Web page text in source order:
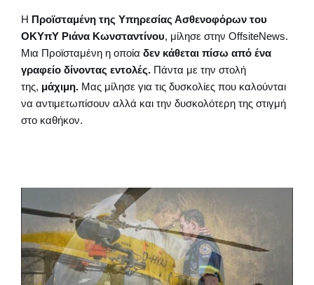
Η Προϊσταμένη της Υπηρεσίας Ασθενοφόρων του
ΟΚΥπΥ Ριάνα Κωνσταντίνου, μίλησε στην OffsiteNews.
Μια Προϊσταμένη η οποία δεν κάθεται πίσω από ένα
γραφείο δίνοντας εντολές. Πάντα με την στολή
της, μάχιμη. Μας μίλησε για τις δυσκολίες που καλούνται
να αντιμετωπίσουν αλλά και την δυσκολότερη της στιγμή
στο καθήκον.